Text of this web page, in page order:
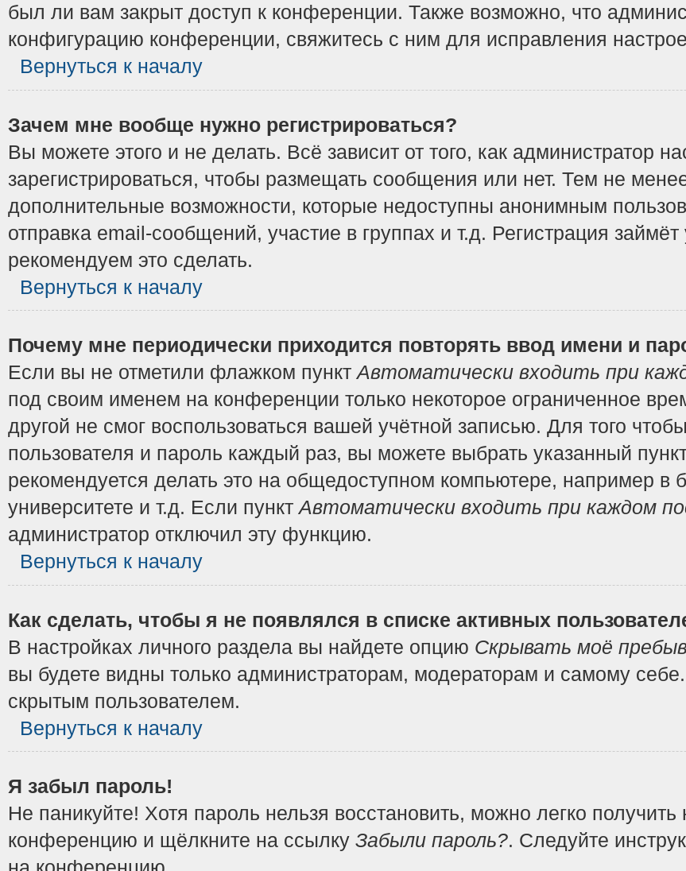
был ли вам закрыт доступ к конференции. Также возможно, что
конфигурацию конференции, свяжитесь с ним для исправления
Вернуться к началу
Зачем мне вообще нужно регистрироваться?
Вы можете этого и не делать. Всё зависит от того, как администратор
зарегистрироваться, чтобы размещать сообщения или нет. Тем не
дополнительные возможности, которые недоступны анонимным
отправка email-сообщений, участие в группах и т.д. Регистрация
рекомендуем это сделать.
Вернуться к началу
Почему мне периодически приходится повторять ввод имени и
Если вы не отметили флажком пунктАвтоматически входить при
под своим именем на конференции только некоторое ограниченное
другой не смог воспользоваться вашей учётной записью. Для того
пользователя и пароль каждый раз, вы можете выбрать указанный
рекомендуется делать это на общедоступном компьютере, например в
университете и т.д. Если пунктАвтоматически входить при каждом
администратор отключил эту функцию.
Вернуться к началу
Как сделать, чтобы я не появлялся в списке активных
В настройках личного раздела вы найдете опцию Скрывать моё
вы будете видны только администраторам, модераторам и самому
скрытым пользователем.
Вернуться к началу
Я забыл пароль!
Не паникуйте! Хотя пароль нельзя восстановить, можно легко
конференцию и щёлкните на ссылку Забыли пароль?. Следуйте